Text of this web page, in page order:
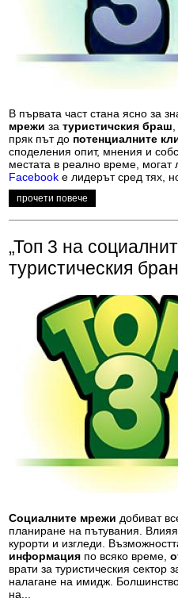
В първата част стана ясно за
мрежи затуристичския браш
пряк път до потенциалните
споделения опит, мнения и
местата в реално време, могат
Facebook е лидерът сред тях,
прочети повече
„Топ 3 на
туристическия
Социалните мрежи добиват
планиране на пътувания.
курорти и изгледи.
информация по всяко време,
врати за туристическия сектор
налагане на имидж.
на...